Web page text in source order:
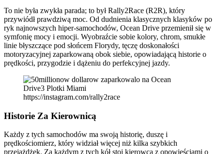
To nie była zwykła parada; to był Rally2Race (R2R), który
przywiódł prawdziwą moc. Od dudnienia klasycznych klasyków po
ryk najnowszych hiper-samochodów, Ocean Drive przemienił się w
symfonię mocy i emocji. Wyobraźcie sobie kolory, chrom, smukłe
linie błyszczące pod słońcem Florydy, tęczę doskonałości
motoryzacyjnej zaparkowaną obok siebie, opowiadającą historie o
prędkości, przygodzie i dążeniu do perfekcyjnej jazdy.
https://instagram.com/rally2race
Historie Za Kierownicą
Każdy z tych samochodów ma swoją historię, duszę i
prędkościomierz, który widział więcej niż kilka szybkich
przejażdżek. Za każdym z tych kół stoi kierowca z opowieściami o